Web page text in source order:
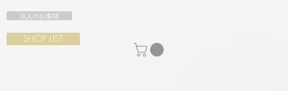
法人のお客様
SHOP LIST